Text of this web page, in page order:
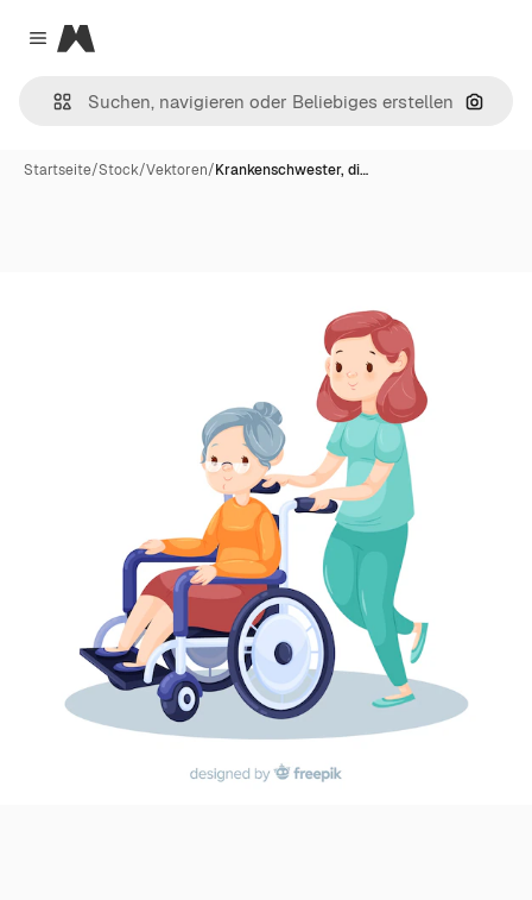
Close menu
Magnific
Nach
Startseite/Stock/Vektoren/Krankenschwester, di…